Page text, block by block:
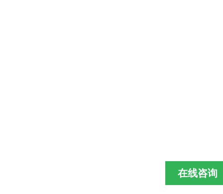
在线咨询